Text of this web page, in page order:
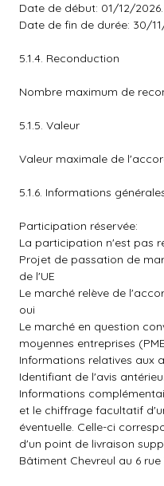
Date de début: 01/12/2026.
Date de fin de durée: 30/
5.1.4. Reconduction
Nombre maximum de
5.1.5. Valeur
Valeur maximale de
5.1.6. Informations
Participation réservée:
La participation n'est pas
Projet de passation de
de l'UE
Le marché relève de
oui
Le marché en question
moyennes entreprises
Informations relatives aux
Identifiant de l'avis
Informations
et le chiffrage facultatif
éventuelle. Celle-ci
d'un point de livraison
Bâtiment Chevreul au 6